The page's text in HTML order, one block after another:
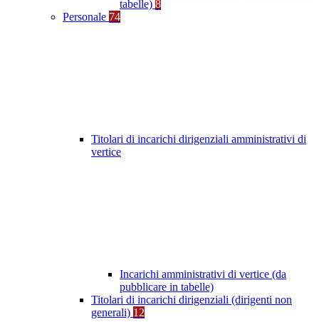
tabelle) 8
Personale 74
Titolari di incarichi dirigenziali amministrativi di
vertice
Incarichi amministrativi di vertice (da
pubblicare in tabelle)
Titolari di incarichi dirigenziali (dirigenti non
generali) 12